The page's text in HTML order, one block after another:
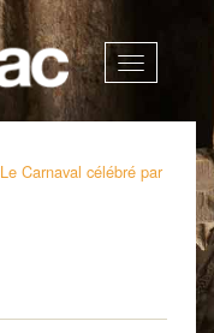
Afficher
Le Carnaval célébré par